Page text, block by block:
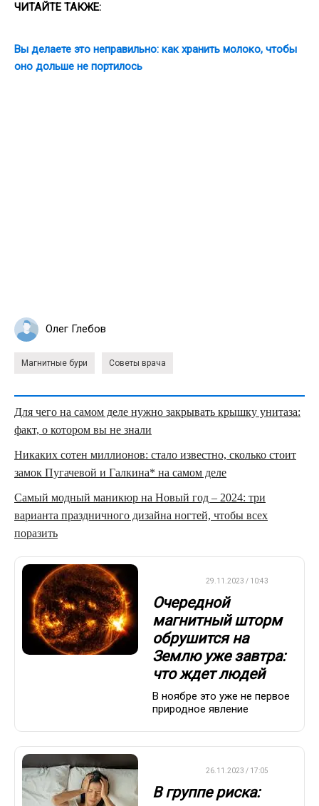
ЧИТАЙТЕ ТАКЖЕ:
Вы делаете это неправильно: как хранить молоко, чтобы
оно дольше не портилось
Олег Глебов
Магнитные бури Советы врача
Для чего на самом деле нужно закрывать крышку унитаза:
факт, о котором вы не знали
Никаких сотен миллионов: стало известно, сколько стоит
замок Пугачевой и Галкина* на самом деле
Самый модный маникюр на Новый год – 2024: три
варианта праздничного дизайна ногтей, чтобы всех
поразить
29.11.2023 / 10:43
Очередной
магнитный шторм
обрушится на
Землю уже завтра:
что ждет людей
В ноябре это уже не первое
природное явление
26.11.2023 / 17:05
В группе риска: